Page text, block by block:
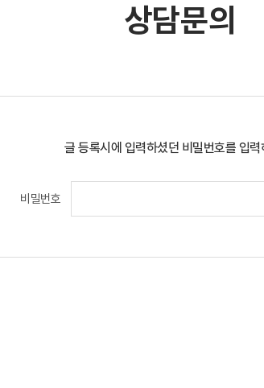
상담문의
글 등록시에 입력하셨던 비밀번호를 입력
비밀번호